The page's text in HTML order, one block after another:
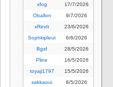
xfog
17/7/2026
Oballon
9/7/2026
xRevIt
23/6/2026
Sophkipleut
6/6/2026
Bgsf
28/5/2026
Pline
16/5/2026
toyaji1797
15/5/2026
sakkaoui
8/5/2026